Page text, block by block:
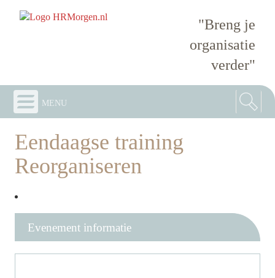
"Breng je
organisatie
verder"
menu
Eendaagse training
Reorganiseren
Evenement informatie